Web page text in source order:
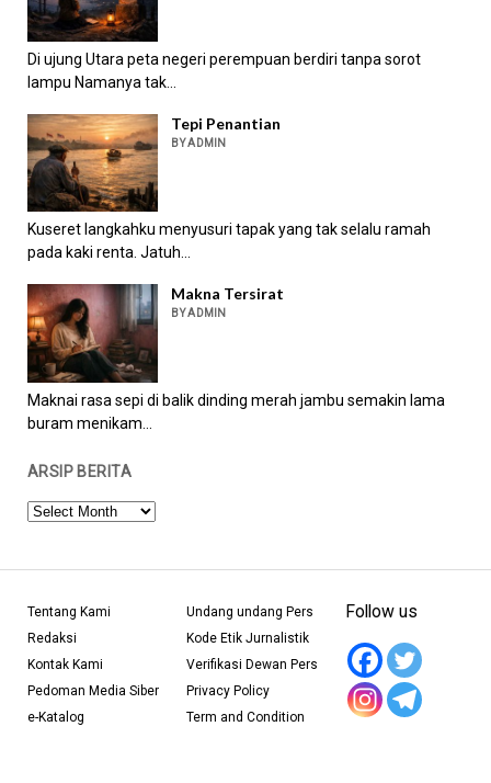
Di ujung Utara peta negeri perempuan berdiri tanpa sorot
lampu Namanya tak...
Tepi Penantian
BY ADMIN
Kuseret langkahku menyusuri tapak yang tak selalu ramah
pada kaki renta. Jatuh...
Makna Tersirat
BY ADMIN
Maknai rasa sepi di balik dinding merah jambu semakin lama
buram menikam...
ARSIP BERITA
ARSIP
Tentang Kami
Redaksi
Kontak Kami
Pedoman Media Siber
e-Katalog
Undang undang Pers
Kode Etik Jurnalistik
Verifikasi Dewan Pers
Privacy Policy
Term and Condition
Follow us